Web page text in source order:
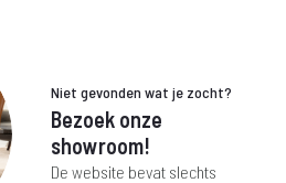
Niet gevonden wat je zocht?
Bezoek onze
showroom!
De website bevat slechts